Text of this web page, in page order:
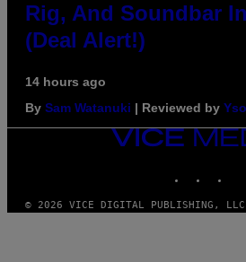
Rig, And Soundbar
(Deal Alert!)
14 hours ago
By Sam Watanuki | Reviewed by
VICE
© 2026 VICE DIGITAL PUBLISHING, LLC